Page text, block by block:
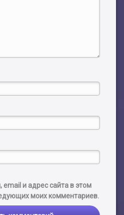
и адрес сайта в этом
моих комментариев.